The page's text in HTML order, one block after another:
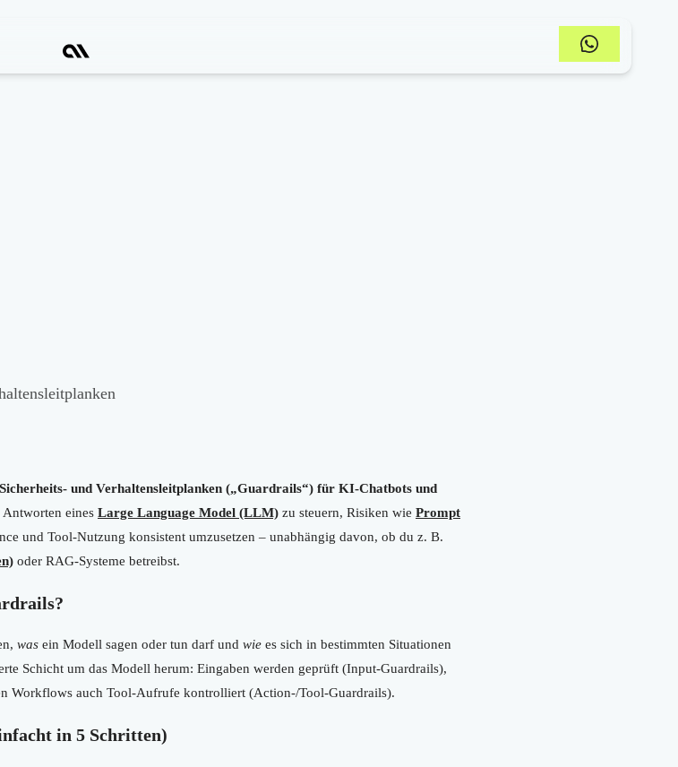
und Verhaltensleitplanken („Guardrails“) für KI-Chatbots und
eines Large Language Model (LLM) zu steuern, Risiken wie Prompt
und Tool-Nutzung konsistent umzusetzen – unabhängig davon, ob du z. B.
oder RAG-Systeme betreibst.
was ein Modell sagen oder tun darf und wie es sich in bestimmten Situationen
Schicht um das Modell herum: Eingaben werden geprüft (Input-Guardrails),
Workflows auch Tool-Aufrufe kontrolliert (Action-/Tool-Guardrails).
in 5 Schritten)